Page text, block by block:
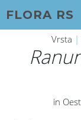
FLORA RS
Vrsta |
in